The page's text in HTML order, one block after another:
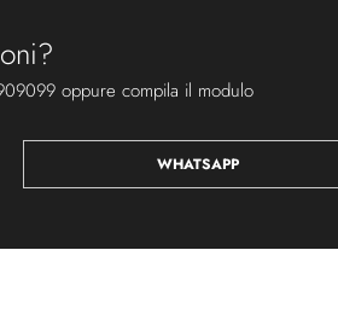
oppure compila il modulo
WHATSAPP